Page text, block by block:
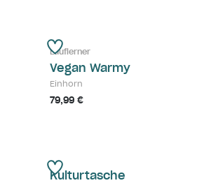
Lauflerner
Vegan Warmy
Einhorn
79,99 €
Kulturtasche